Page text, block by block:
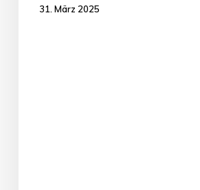
31. März 2025